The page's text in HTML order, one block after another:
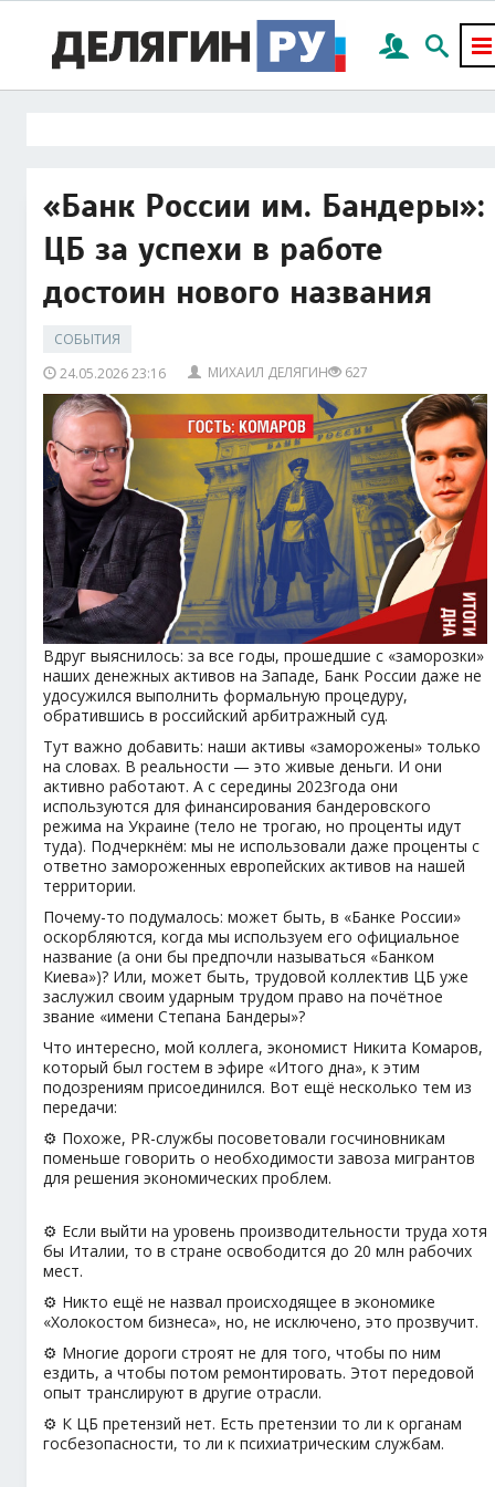
«Банк России им. Бандеры»:
ЦБ за успехи в работе
достоин нового названия
СОБЫТИЯ
24.05.2026 23:16
МИХАИЛ ДЕЛЯГИН 627
Вдруг выяснилось: за все годы, прошедшие с «заморозки»
наших денежных активов на Западе, Банк России даже не
удосужился выполнить формальную процедуру,
обратившись в российский арбитражный суд.
Тут важно добавить: наши активы «заморожены» только
на словах. В реальности — это живые деньги. И они
активно работают. А с середины 2023года они
используются для финансирования бандеровского
режима на Украине (тело не трогаю, но проценты идут
туда). Подчеркнём: мы не использовали даже проценты с
ответно замороженных европейских активов на нашей
территории.
Почему-то подумалось: может быть, в «Банке России»
оскорбляются, когда мы используем его официальное
название (а они бы предпочли называться «Банком
Киева»)? Или, может быть, трудовой коллектив ЦБ уже
заслужил своим ударным трудом право на почётное
звание «имени Степана Бандеры»?
Что интересно, мой коллега, экономист Никита Комаров,
который был гостем в эфире «Итого дна», к этим
подозрениям присоединился. Вот ещё несколько тем из
передачи:
⚙️ Похоже, PR-службы посоветовали госчиновникам
поменьше говорить о необходимости завоза мигрантов
для решения экономических проблем.
⚙️ Если выйти на уровень производительности труда хотя
бы Италии, то в стране освободится до 20 млн рабочих
мест.
⚙️ Никто ещё не назвал происходящее в экономике
«Холокостом бизнеса», но, не исключено, это прозвучит.
⚙️ Многие дороги строят не для того, чтобы по ним
ездить, а чтобы потом ремонтировать. Этот передовой
опыт транслируют в другие отрасли.
⚙️ К ЦБ претензий нет. Есть претензии то ли к органам
госбезопасности, то ли к психиатрическим службам.